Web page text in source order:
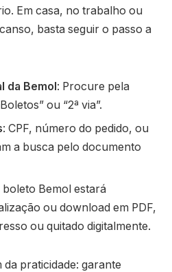
Em casa, no trabalho ou
basta seguir o passo a
da Bemol: Procure pela
ou “2ª via”.
: CPF, número do pedido, ou
a busca pelo documento
boleto Bemol estará
ou download em PDF,
ou quitado digitalmente.
da praticidade: garante